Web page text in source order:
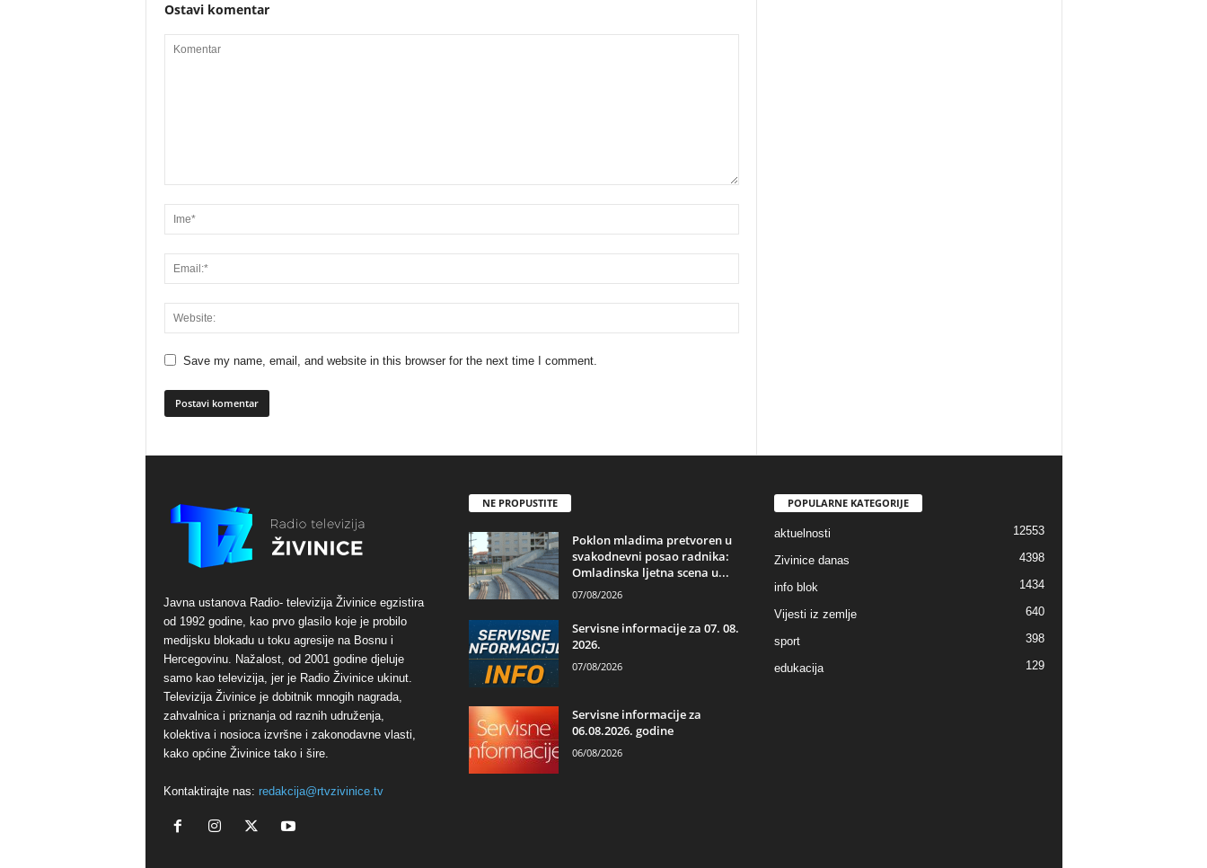
Ostavi komentar
Save my name, email, and website in this browser for the next time I comment.
Javna ustanova Radio- televizija Živinice egzistira
od 1992 godine, kao prvo glasilo koje je probilo
medijsku blokadu u toku agresije na Bosnu i
Hercegovinu. Nažalost, od 2001 godine djeluje
samo kao televizija, jer je Radio Živinice ukinut.
Televizija Živinice je dobitnik mnogih nagrada,
zahvalnica i priznanja od raznih udruženja,
kolektiva i nosioca izvršne i zakonodavne vlasti,
kako općine Živinice tako i šire.
Kontaktirajte nas: redakcija@rtvzivinice.tv
NE PROPUSTITE
Poklon mladima pretvoren u
svakodnevni posao radnika:
Omladinska ljetna scena u...
07/08/2026
Servisne informacije za 07. 08.
2026.
07/08/2026
Servisne informacije za
06.08.2026. godine
06/08/2026
POPULARNE KATEGORIJE
aktuelnosti 12553
Zivinice danas 4398
info blok 1434
Vijesti iz zemlje 640
sport 398
edukacija 129